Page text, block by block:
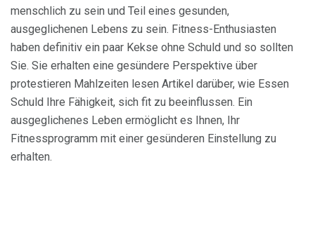
menschlich zu sein und Teil eines gesunden,
ausgeglichenen Lebens zu sein. Fitness-Enthusiasten
haben definitiv ein paar Kekse ohne Schuld und so sollten
Sie. Sie erhalten eine gesündere Perspektive über
protestieren Mahlzeiten lesen Artikel darüber, wie Essen
Schuld Ihre Fähigkeit, sich fit zu beeinflussen. Ein
ausgeglichenes Leben ermöglicht es Ihnen, Ihr
Fitnessprogramm mit einer gesünderen Einstellung zu
erhalten.